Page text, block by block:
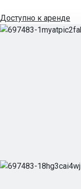
Доступно к аренде